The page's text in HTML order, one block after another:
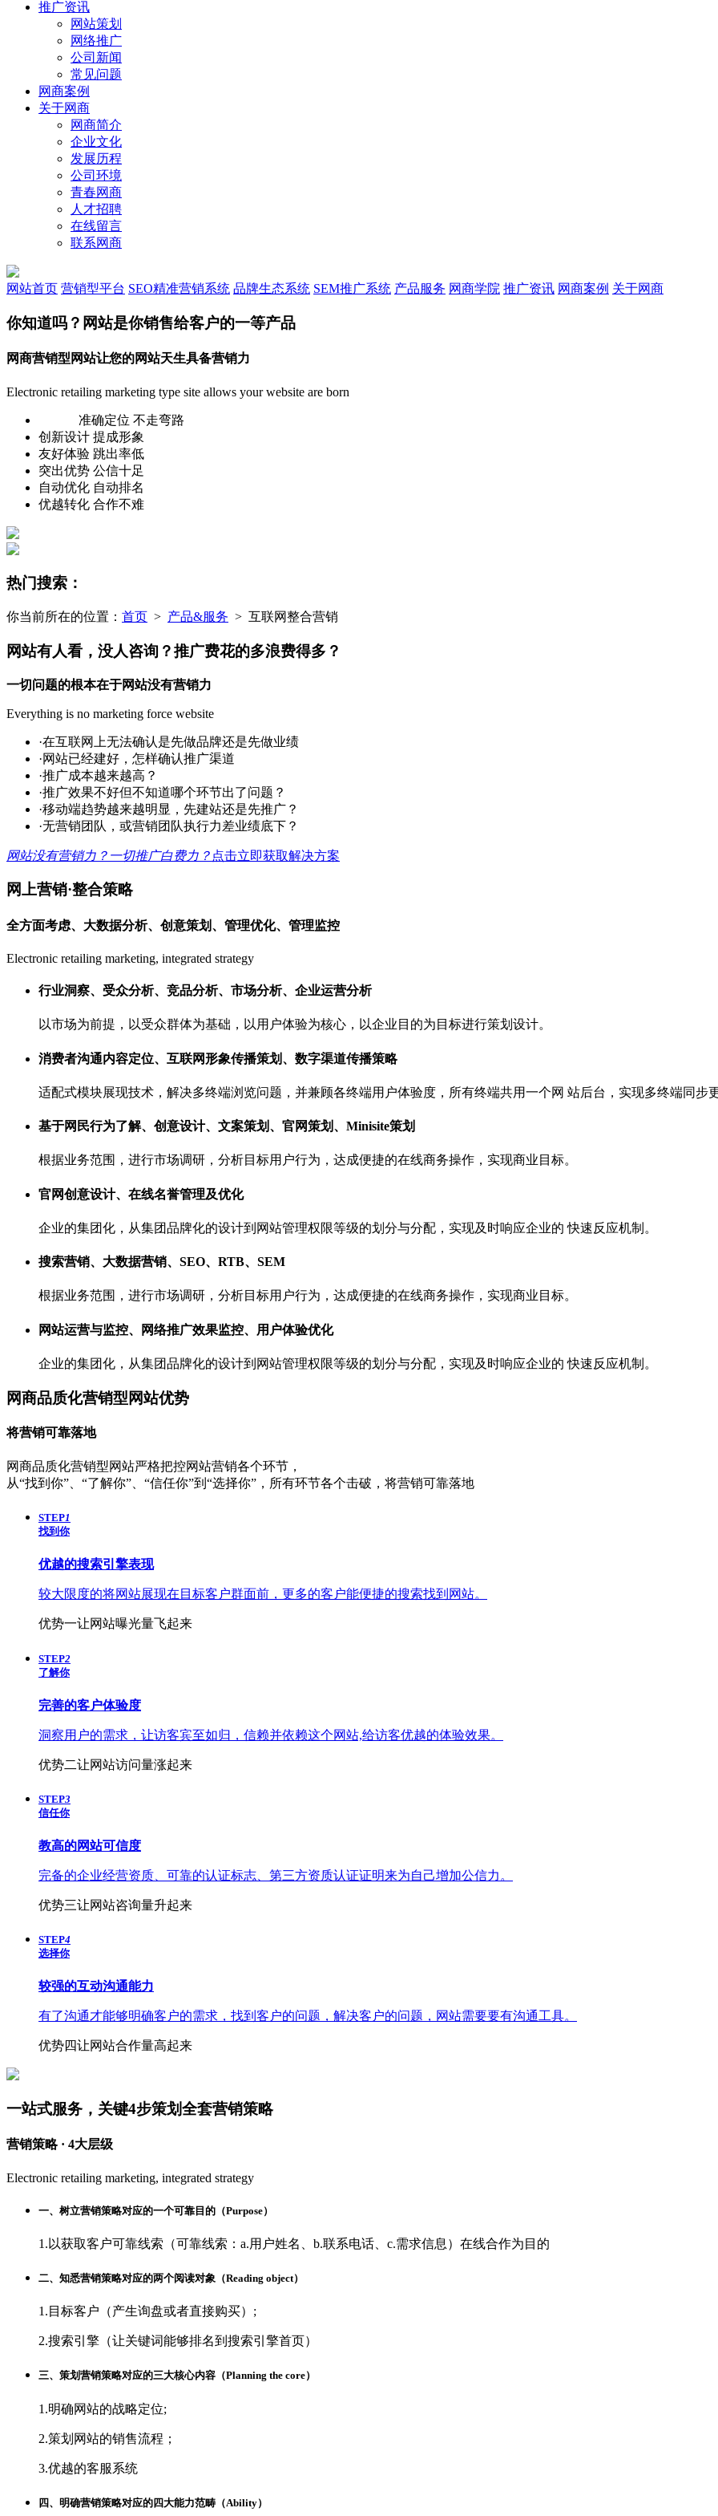
推广资讯
网站策划
网络推广
公司新闻
常见问题
网商案例
关于网商
网商简介
企业文化
发展历程
公司环境
青春网商
人才招聘
在线留言
联系网商
网站首页 营销型平台 SEO精准营销系统 品牌生态系统 SEM推广系统 产品服务 网商学院 推广资讯 网商案例 关于网商
你知道吗？ 网站是你销售给客户的一等产品
网商营销型网站让您的网站天生具备营销力
Electronic retailing marketing type site allows your website are born
准确定位 不走弯路
创新设计 提成形象
友好体验 跳出率低
突出优势 公信十足
自动优化 自动排名
优越转化 合作不难
热门搜索：
你当前所在的位置： 首页 > 产品&服务 > 互联网整合营销
网站有人看，没人咨询？推广费花的多浪费得多？
一切问题的根本在于网站没有营销力
Everything is no marketing force website
·在互联网上无法确认是先做品牌还是先做业绩
·网站已经建好，怎样确认推广渠道
·推广成本越来越高？
·推广效果不好但不知道哪个环节出了问题？
·移动端趋势越来越明显，先建站还是先推广？
·无营销团队，或营销团队执行力差业绩底下？
网站没有营销力？一切推广白费力？ 点击立即获取解决方案
网上营销·整合策略
全方面考虑、大数据分析、创意策划、管理优化、管理监控
Electronic retailing marketing, integrated strategy
行业洞察、受众分析、竞品分析、市场分析、企业运营分析
以市场为前提，以受众群体为基础，以用户体验为核心，以企业目的为目标进行策划设计。
消费者沟通内容定位、互联网形象传播策划、数字渠道传播策略
适配式模块展现技术，解决多终端浏览问题，并兼顾各终端用户体验度，所有终端共用一个网 站后台，实现多终端同步
基于网民行为了解、创意设计、文案策划、官网策划、Minisite策划
根据业务范围，进行市场调研，分析目标用户行为，达成便捷的在线商务操作，实现商业目标。
官网创意设计、在线名誉管理及优化
企业的集团化，从集团品牌化的设计到网站管理权限等级的划分与分配，实现及时响应企业的 快速反应机制。
搜索营销、大数据营销、SEO、RTB、SEM
根据业务范围，进行市场调研，分析目标用户行为，达成便捷的在线商务操作，实现商业目标。
网站运营与监控、网络推广效果监控、用户体验优化
企业的集团化，从集团品牌化的设计到网站管理权限等级的划分与分配，实现及时响应企业的 快速反应机制。
网商品质化营销型网站优势
将营销可靠落地
网商品质化营销型网站严格把控网站营销各个环节，
从“找到你”、“了解你”、“信任你”到“选择你”，所有环节各个击破，将营销可靠落地
STEP1
找到你
优越的搜索引擎表现
较大限度的将网站展现在目标客户群面前，更多的客户能便捷的搜索找到网站。
优势一让网站曝光量飞起来
STEP2
了解你
完善的客户体验度
洞察用户的需求，让访客宾至如归，信赖并依赖这个网站,给访客优越的体验效果。
优势二让网站访问量涨起来
STEP3
信任你
教高的网站可信度
完备的企业经营资质、可靠的认证标志、第三方资质认证证明来为自己增加公信力。
优势三让网站咨询量升起来
STEP4
选择你
较强的互动沟通能力
有了沟通才能够明确客户的需求，找到客户的问题，解决客户的问题，网站需要要有沟通工具。
优势四让网站合作量高起来
一站式服务，关键4步策划全套营销策略
营销策略 · 4大层级
Electronic retailing marketing, integrated strategy
一、树立营销策略对应的一个可靠目的（Purpose）
1.以获取客户可靠线索（可靠线索：a.用户姓名、b.联系电话、c.需求信息）在线合作为目的
二、知悉营销策略对应的两个阅读对象（Reading object）
1.目标客户（产生询盘或者直接购买）;
2.搜索引擎（让关键词能够排名到搜索引擎首页）
三、策划营销策略对应的三大核心内容（Planning the core）
1.明确网站的战略定位;
2.策划网站的销售流程；
3.优越的客服系统
四、明确营销策略对应的四大能力范畴（Ability）